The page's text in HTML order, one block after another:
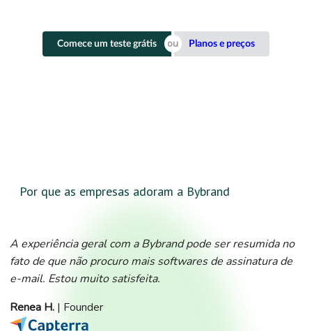
Comece um teste grátis Planos e preços
Por que as empresas adoram a Bybrand
A experiência geral com a Bybrand pode ser resumida no
fato de que não procuro mais softwares de assinatura de
e-mail. Estou muito satisfeita.
Renea H. | Founder